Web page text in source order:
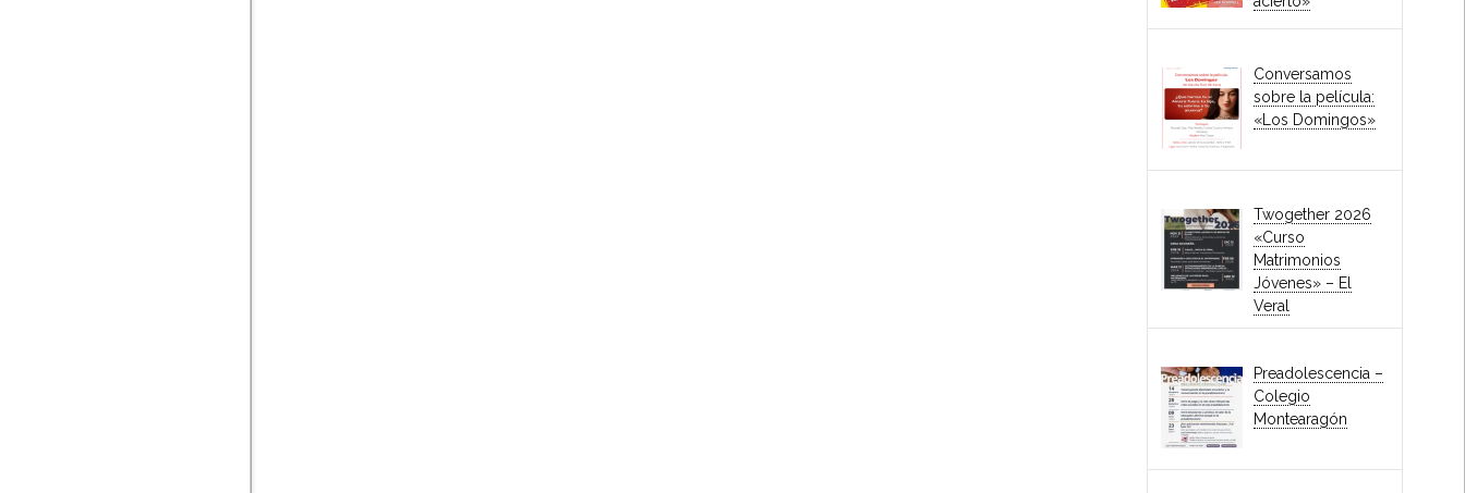
Conversamos
sobre la película:
«Los Domingos»
Twogether 2026
«Curso
Matrimonios
Jóvenes» – El
Veral
Preadolescencia –
Colegio
Montearagón